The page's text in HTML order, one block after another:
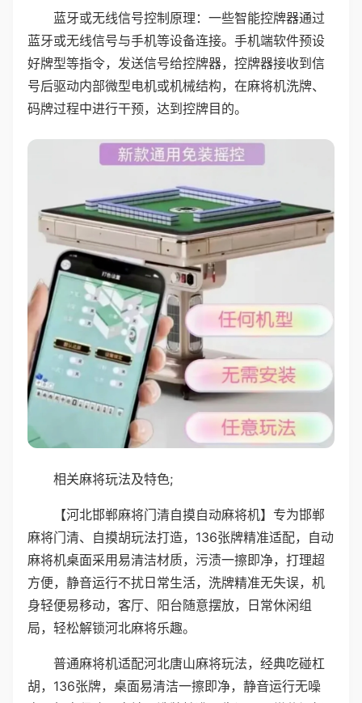
蓝牙或无线信号控制原理：一些智能控牌器通过
蓝牙或无线信号与手机等设备连接。手机端软件预设
好牌型等指令，发送信号给控牌器，控牌器接收到信
号后驱动内部微型电机或机械结构，在麻将机洗牌、
码牌过程中进行干预，达到控牌目的。
相关麻将玩法及特色;
【河北邯郸麻将门清自摸自动麻将机】专为邯郸
麻将门清、自摸胡玩法打造，136张牌精准适配，自动
麻将机桌面采用易清洁材质，污渍一擦即净，打理超
方便，静音运行不扰日常生活，洗牌精准无失误，机
身轻便易移动，客厅、阳台随意摆放，日常休闲组
局，轻松解锁河北麻将乐趣。
普通麻将机适配河北唐山麻将玩法，经典吃碰杠
胡，136张牌，桌面易清洁一擦即净，静音运行无噪